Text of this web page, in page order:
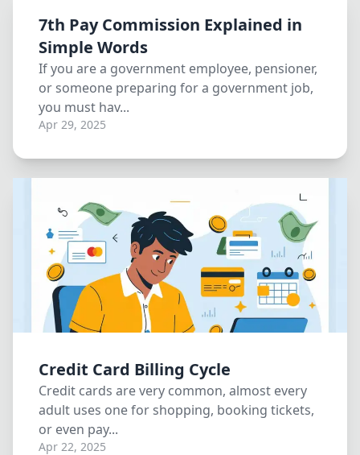
7th Pay Commission Explained in
Simple Words
If you are a government employee, pensioner,
or someone preparing for a government job,
you must hav...
Apr 29, 2025
Credit Card Billing Cycle
Credit cards are very common, almost every
adult uses one for shopping, booking tickets,
or even pay...
Apr 22, 2025